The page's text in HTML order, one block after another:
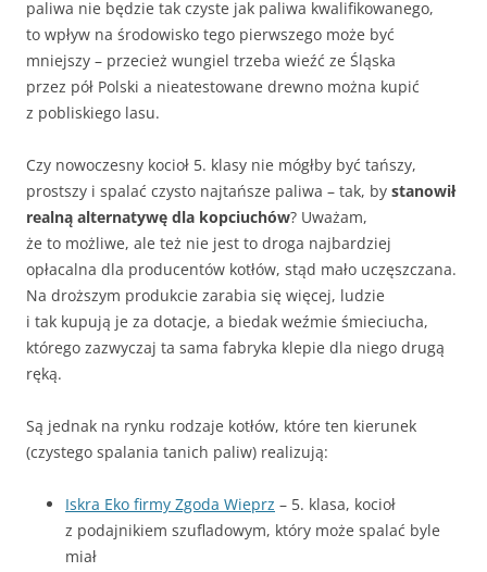
paliwa nie będzie tak czyste jak paliwa kwalifikowanego,
to wpływ na środowisko tego pierwszego może być
mniejszy – przecież wungiel trzeba wieźć ze Śląska
przez pół Polski a nieatestowane drewno można kupić
z pobliskiego lasu.
Czy nowoczesny kocioł 5. klasy nie mógłby być tańszy,
prostszy i spalać czysto najtańsze paliwa – tak, by stanowił
realną alternatywę dla kopciuchów? Uważam,
że to możliwe, ale też nie jest to droga najbardziej
opłacalna dla producentów kotłów, stąd mało uczęszczana.
Na droższym produkcie zarabia się więcej, ludzie
i tak kupują je za dotacje, a biedak weźmie śmieciucha,
którego zazwyczaj ta sama fabryka klepie dla niego drugą
ręką.
Są jednak na rynku rodzaje kotłów, które ten kierunek
(czystego spalania tanich paliw) realizują:
Iskra Eko firmy Zgoda Wieprz – 5. klasa, kocioł
z podajnikiem szufladowym, który może spalać byle
miał